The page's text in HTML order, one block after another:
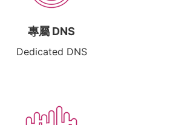
專屬 DNS
Dedicated DNS